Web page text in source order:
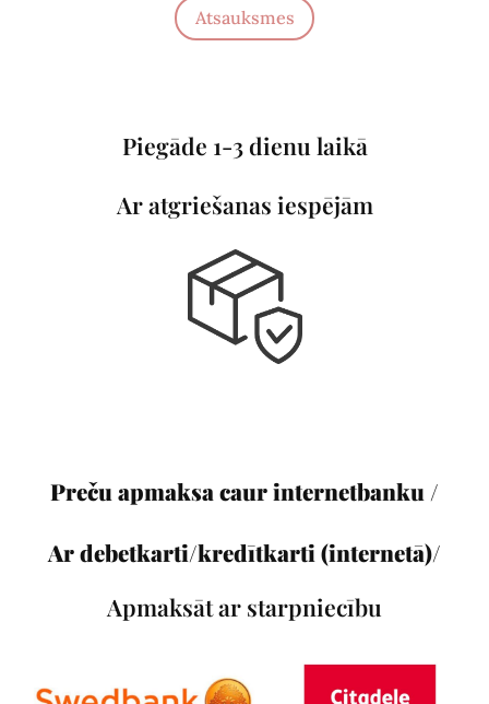
Atsauksmes
Piegāde 1-3 dienu laikā
Ar atgriešanas iespējām
Preču apmaksa caur internetbanku /
Ar debetkarti/kredītkarti (internetā)/
Apmaksāt ar starpniecību